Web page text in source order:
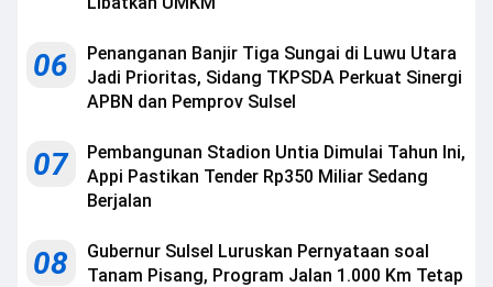
06
Penanganan Banjir Tiga Sungai di Luwu Utara
Jadi Prioritas, Sidang TKPSDA Perkuat Sinergi
APBN dan Pemprov Sulsel
07
Pembangunan Stadion Untia Dimulai Tahun Ini,
Appi Pastikan Tender Rp350 Miliar Sedang
Berjalan
08
Gubernur Sulsel Luruskan Pernyataan soal
Tanam Pisang, Program Jalan 1.000 Km Tetap